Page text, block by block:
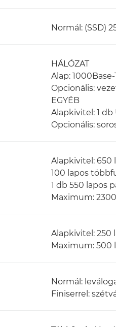
Normál: (SSD)
HÁLÓZAT
Alap:
Opcionális:
EGYÉB
Alapkivitel: 1 db
Opcionális:
Alapkivitel: 650
100 lapos
1 db 550 lapos
Maximum:
Alapkivitel: 250
Maximum: 500
Normál:
Finiserrel: